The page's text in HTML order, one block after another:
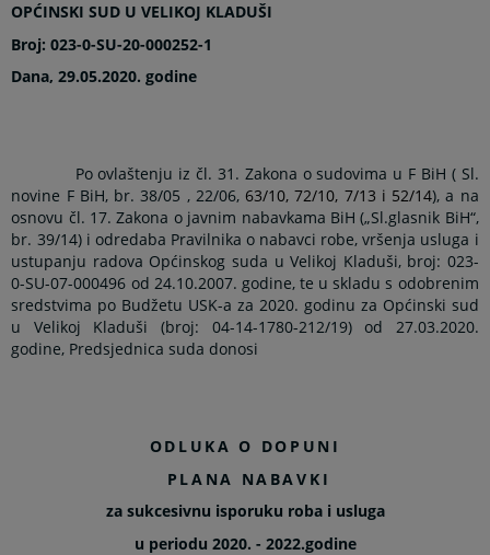
OPĆINSKI SUD U VELIKOJ KLADUŠI
Broj: 023-0-SU-20-000252-1
Dana, 29.05.2020. godine
Po ovlaštenju iz čl. 31. Zakona o sudovima u F BiH ( Sl.
novine F BiH, br. 38/05 , 22/06,63/10, 72/10, 7/13 i 52/14), a na
osnovu čl. 17. Zakona o javnim nabavkama BiH („Sl.glasnik BiH“,
br. 39/14) i odredaba Pravilnika o nabavci robe, vršenja usluga i
ustupanju radova Općinskog suda u Velikoj Kladuši, broj: 023-
0-SU-07-000496 od 24.10.2007. godine, te u skladu s odobrenim
sredstvima po Budžetu USK-a za 2020. godinu za Općinski sud
u Velikoj Kladuši (broj: 04-14-1780-212/19) od 27.03.2020.
godine, Predsjednica suda donosi
ODLUKA O DOPUNI
PLANA NABAVKI
za sukcesivnu isporuku roba i usluga
u periodu 2020. - 2022.godine